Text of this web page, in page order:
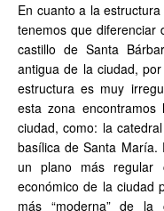
En cuanto a la
tenemos que diferenciar
castillo de Santa
antigua de la ciudad,
estructura es muy
esta zona
ciudad, como: la
basílica de Santa María.
un plano más regular
económico de la ciudad
más “moderna” de la